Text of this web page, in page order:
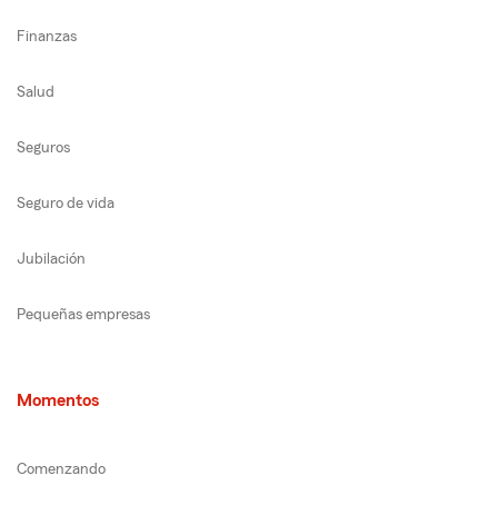
Finanzas
Salud
Seguros
Seguro de vida
Jubilación
Pequeñas empresas
Momentos
Comenzando